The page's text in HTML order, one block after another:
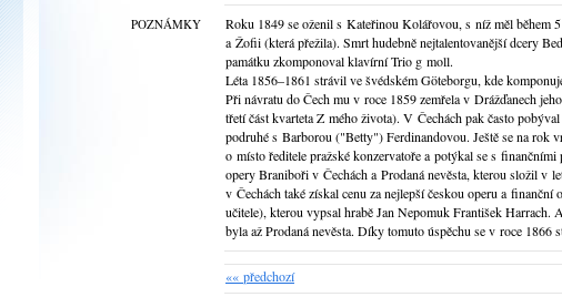
POZNÁMKY
Roku 1849 se oženil s Kateřinou Kolářovou, s níž měl během
a Žofii (která přežila). Smrt hudebně nejtalentovanější dcery
památku zkomponoval klavírní Trio g moll.
Léta 1856–1861 strávil ve švédském Göteborgu, kde
Při návratu do Čech mu v roce 1859 zemřela v Drážďanech
třetí část kvarteta Z mého života). V Čechách pak často
podruhé s Barborou ("Betty") Ferdinandovou. Ještě se na rok
o místo ředitele pražské konzervatoře a potýkal se s
opery Braniboři v Čechách a Prodaná nevěsta, kterou složil v
v Čechách také získal cenu za nejlepší českou operu a
učitele), kterou vypsal hrabě Jan Nepomuk František
byla až Prodaná nevěsta. Díky tomuto úspěchu se v roce 1866
«« předchozí